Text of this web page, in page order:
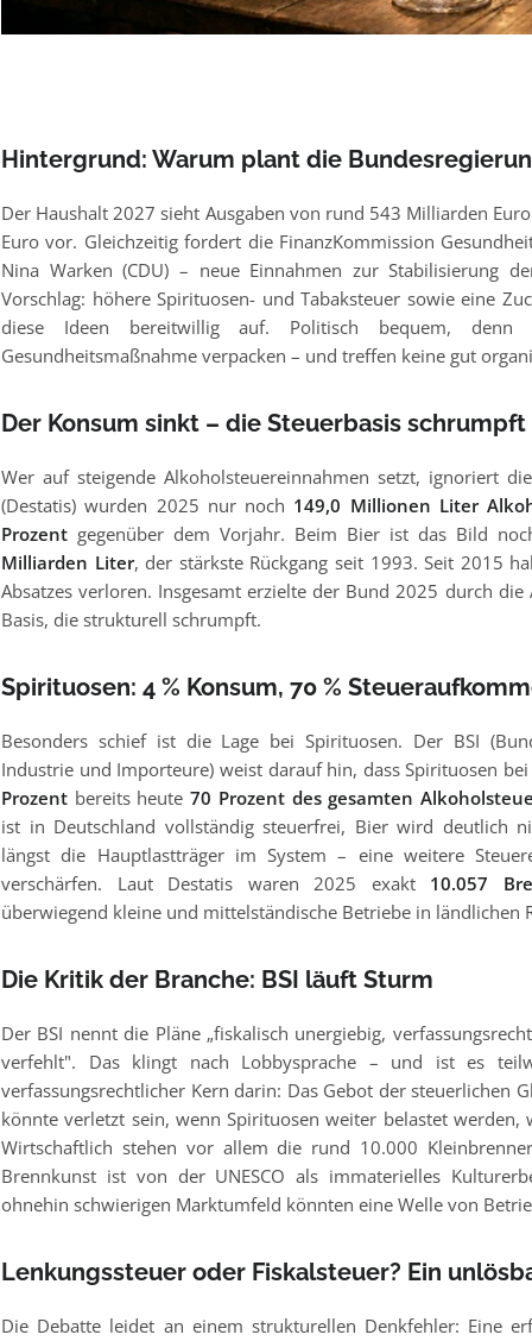
Hintergrund: Warum plant die
Der Haushalt 2027 sieht Ausgaben von rund 543 Milliarden
Euro vor. Gleichzeitig fordert die FinanzKommission
Nina Warken (CDU) – neue Einnahmen zur Stabilisierung
Vorschlag: höhere Spirituosen- und Tabaksteuer sowie eine
diese Ideen bereitwillig auf. Politisch bequem, denn
Gesundheitsmaßnahme verpacken – und treffen keine gut
Der Konsum sinkt – die Steuerbasis schrumpft
Wer auf steigende Alkoholsteuereinnahmen setzt, ignoriert
(Destatis) wurden 2025 nur noch 149,0 Millionen Liter
Prozent gegenüber dem Vorjahr. Beim Bier ist das Bild
Milliarden Liter, der stärkste Rückgang seit 1993. Seit 2015
Absatzes verloren. Insgesamt erzielte der Bund 2025 durch die
Basis, die strukturell schrumpft.
Spirituosen: 4 % Konsum, 70 %
Besonders schief ist die Lage bei Spirituosen. Der BSI
Industrie und Importeure) weist darauf hin, dass Spirituosen
Prozent bereits heute70 Prozent des gesamten
ist in Deutschland vollständig steuerfrei, Bier wird deutlich
längst die Hauptlastträger im System – eine weitere
verschärfen. Laut Destatis waren 2025 exakt 10.057
überwiegend kleine und mittelständische Betriebe in ländlichen
Die Kritik der Branche: BSI läuft Sturm
Der BSI nennt die Pläne „fiskalisch unergiebig,
verfehlt". Das klingt nach Lobbysprache – und ist es
verfassungsrechtlicher Kern darin: Das Gebot der steuerlichen
könnte verletzt sein, wenn Spirituosen weiter belastet
Wirtschaftlich stehen vor allem die rund 10.000
Brennkunst ist von der UNESCO als immaterielles
ohnehin schwierigen Marktumfeld könnten eine Welle von
Lenkungssteuer oder Fiskalsteuer? Ein
Die Debatte leidet an einem strukturellen Denkfehler: Eine